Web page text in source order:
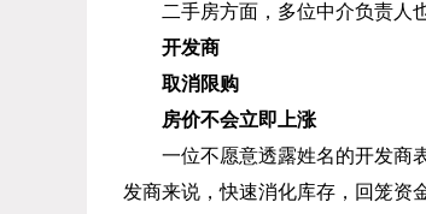
二手房方面，多位中介负责人
开发商
取消限购
房价不会立即上涨
一位不愿意透露姓名的开发商
发商来说，快速消化库存，回笼资